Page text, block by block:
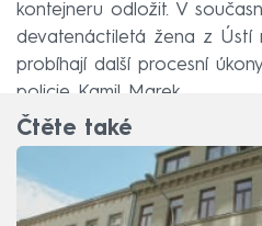
kontejneru odložit. V
devatenáctiletá žena z Ústí
probíhají další procesní
policie Kamil Marek.
Čtěte také